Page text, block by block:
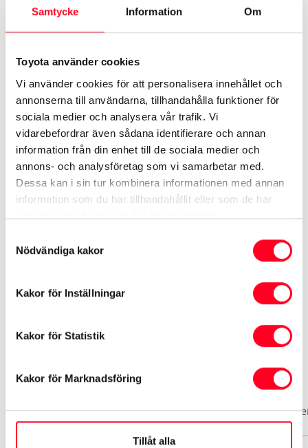
Samtycke Information Om
Toyota använder cookies
Vi använder cookies för att personalisera innehållet och
annonserna till användarna, tillhandahålla funktioner för
sociala medier och analysera vår trafik. Vi
vidarebefordrar även sådana identifierare och annan
information från din enhet till de sociala medier och
annons- och analysföretag som vi samarbetar med.
Dessa kan i sin tur kombinera informationen med annan
information som du har tillhandahållit eller som de har
samlat in när du har använt deras tjänster.
Nödvändiga kakor
Kakor för Inställningar
Kakor för Statistik
Kakor för Marknadsföring
Tillåt alla
Söndag
10:00 - 14:00
Bluetooth samtal/musik
Backkamera
Antispinn
Antisladd
Basuppgifter Funktioner Interiör Exteriör